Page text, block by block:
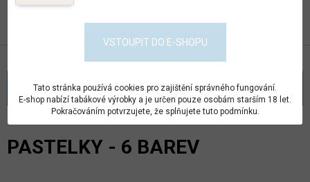
KATEGORIE
PASTELKY - 6 BAREV
VSTOUPIT DO E-SHOPU
Tato stránka používá cookies pro zajištění správného fungování.
E-shop nabízí tabákové výrobky a je určen pouze osobám starším 18 let.
Pokračováním potvrzujete, že splňujete tuto podmínku.